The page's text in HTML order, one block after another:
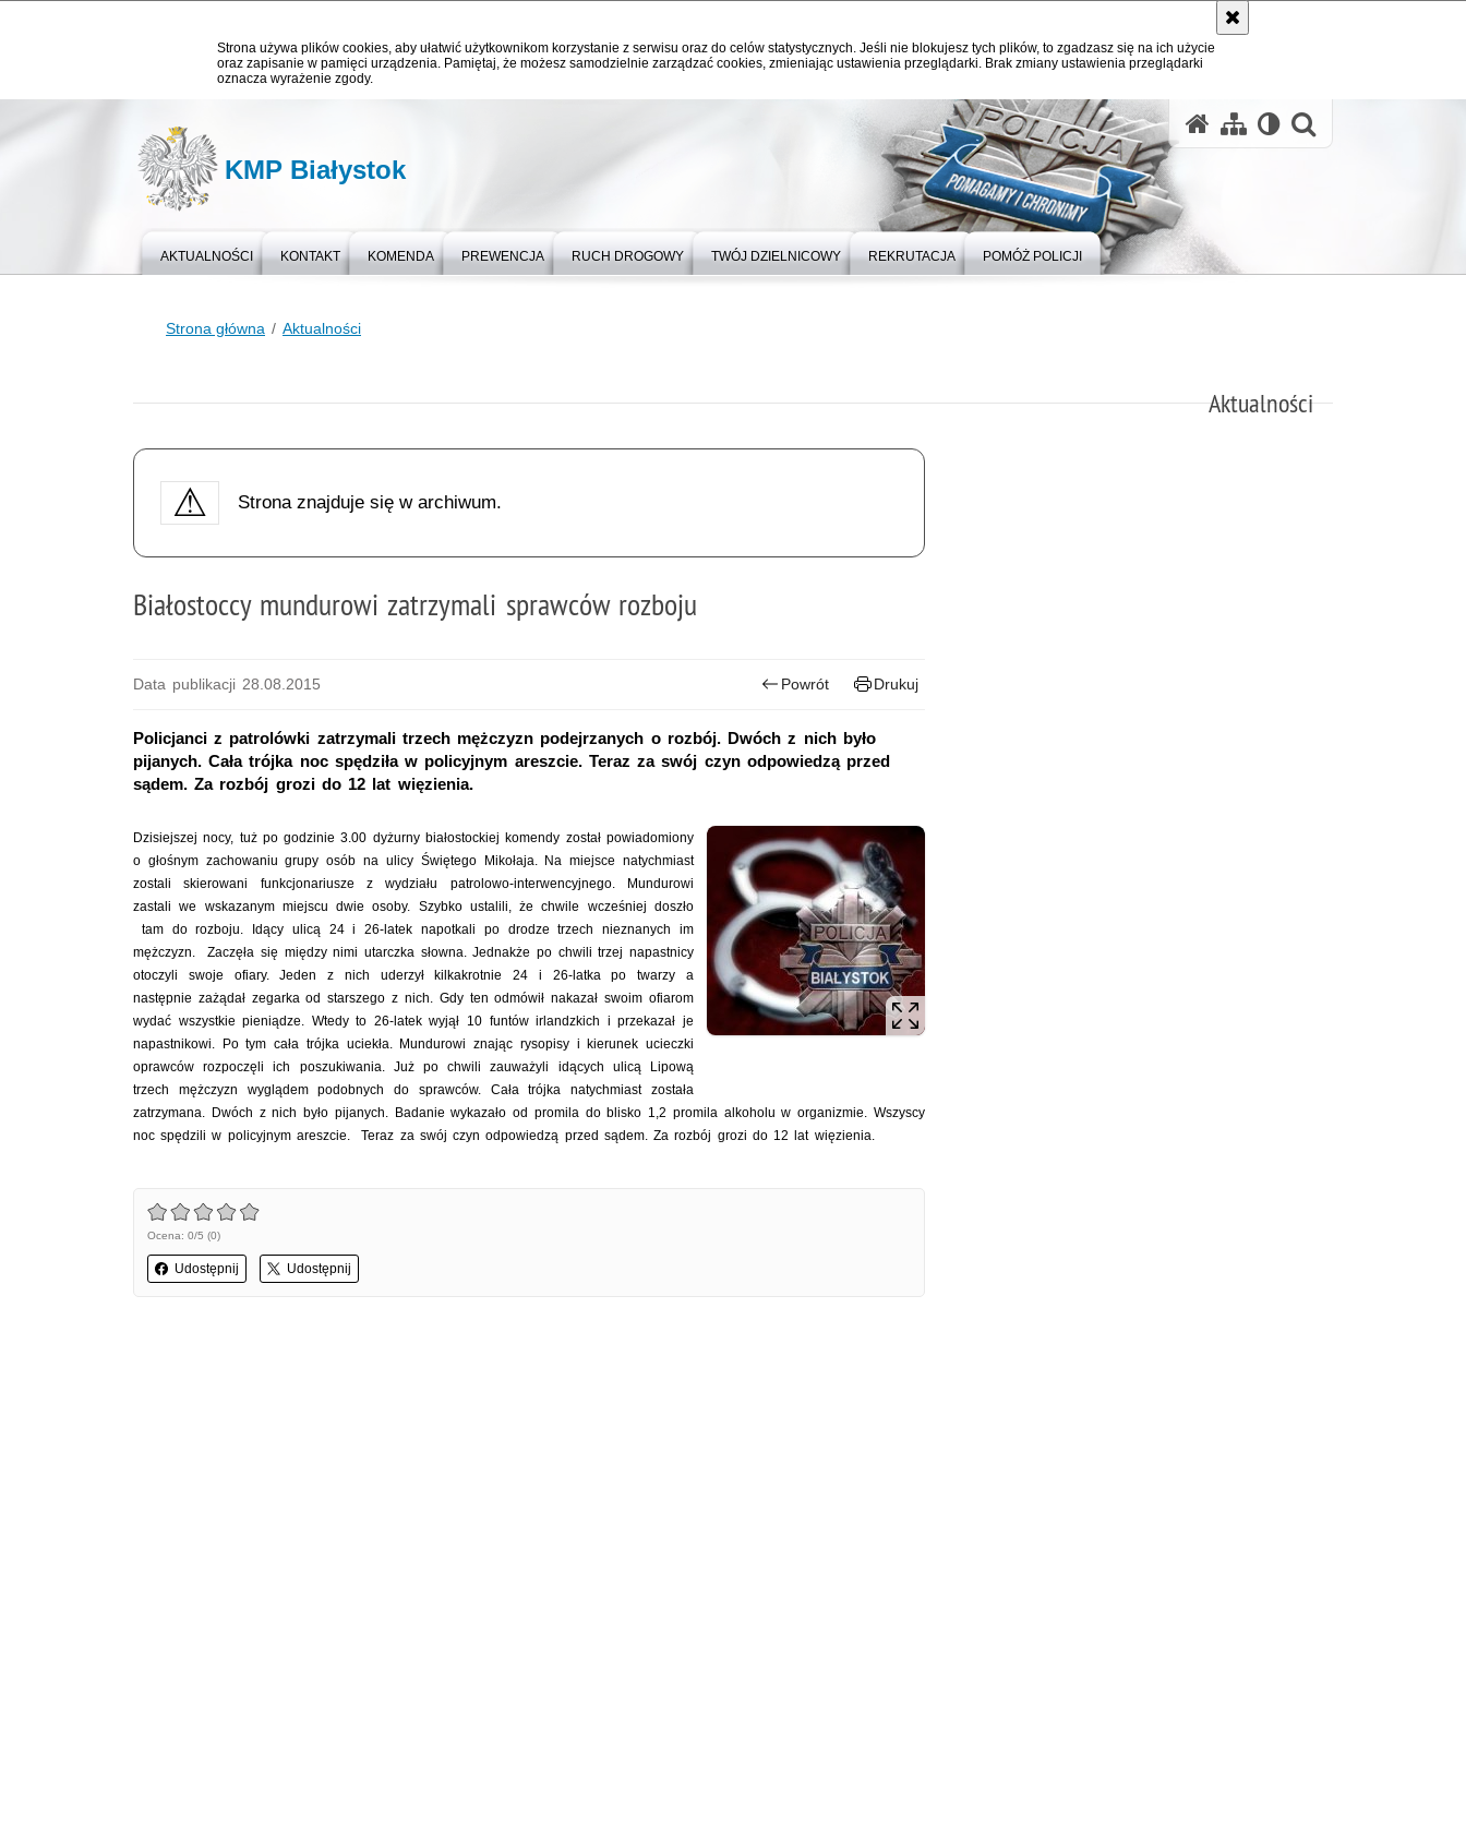
Strona używa plików cookies, aby ułatwić użytkownikom korzystanie z serwisu oraz do celów statystycznych. Jeśli nie blokujesz tych plików, to zgadzasz się na ich użycie
oraz zapisanie w pamięci urządzenia. Pamiętaj, że możesz samodzielnie zarządzać cookies, zmieniając ustawienia przeglądarki. Brak zmiany ustawienia przeglądarki
oznacza wyrażenie zgody.
KMP Białystok
AKTUALNOŚCI KONTAKT KOMENDA PREWENCJA RUCH DROGOWY TWÓJ DZIELNICOWY REKRUTACJA POMÓŻ POLICJI
Strona główna Aktualności
Aktualności
Strona znajduje się w archiwum.
Białostoccy mundurowi zatrzymali sprawców rozboju
Data publikacji 28.08.2015 Powrót Drukuj
Policjanci z patrolówki zatrzymali trzech mężczyzn podejrzanych o rozbój. Dwóch z nich było
pijanych. Cała trójka noc spędziła w policyjnym areszcie. Teraz za swój czyn odpowiedzą przed
sądem. Za rozbój grozi do 12 lat więzienia.
Dzisiejszej nocy, tuż po godzinie 3.00 dyżurny białostockiej komendy został powiadomiony
o głośnym zachowaniu grupy osób na ulicy Świętego Mikołaja. Na miejsce natychmiast
zostali skierowani funkcjonariusze z wydziału patrolowo-interwencyjnego. Mundurowi
zastali we wskazanym miejscu dwie osoby. Szybko ustalili, że chwile wcześniej doszło
tam do rozboju. Idący ulicą 24 i 26-latek napotkali po drodze trzech nieznanych im
mężczyzn. Zaczęła się między nimi utarczka słowna. Jednakże po chwili trzej napastnicy
otoczyli swoje ofiary. Jeden z nich uderzył kilkakrotnie 24 i 26-latka po twarzy a
następnie zażądał zegarka od starszego z nich. Gdy ten odmówił nakazał swoim ofiarom
wydać wszystkie pieniądze. Wtedy to 26-latek wyjął 10 funtów irlandzkich i przekazał je
napastnikowi. Po tym cała trójka uciekła. Mundurowi znając rysopisy i kierunek ucieczki
oprawców rozpoczęli ich poszukiwania. Już po chwili zauważyli idących ulicą Lipową
trzech mężczyzn wyglądem podobnych do sprawców. Cała trójka natychmiast została
zatrzymana. Dwóch z nich było pijanych. Badanie wykazało od promila do blisko 1,2 promila alkoholu w organizmie. Wszyscy
noc spędzili w policyjnym areszcie. Teraz za swój czyn odpowiedzą przed sądem. Za rozbój grozi do 12 lat więzienia.
Ocena: 0/5 (0)
Udostępnij Udostępnij